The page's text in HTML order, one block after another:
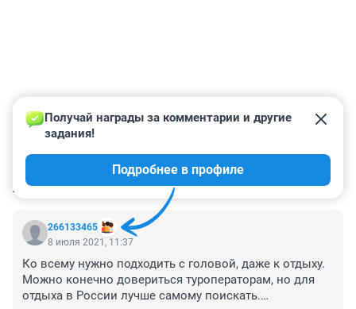
КОММЕНТАРИИ 5
266133465
Получай награды за комментарии и другие
задания!
Подробнее в профиле
8 июля 2021, 11:37
Ко всему нужно подходить с головой, даже к отдыху.
Можно конечно довериться туроператорам, но для
отдыха в России лучше самому поискать.